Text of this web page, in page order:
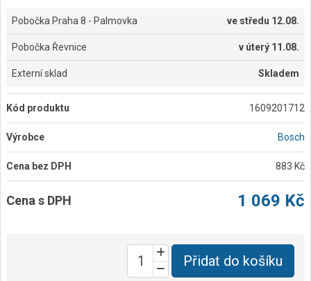
Pobočka Praha 8 - Palmovka ve středu 12.08.
Pobočka Řevnice v úterý 11.08.
Externí sklad Skladem
Kód produktu 1609201712
Výrobce Bosch
Cena bez DPH 883 Kč
Cena s DPH 1 069 Kč
Přidat do košíku